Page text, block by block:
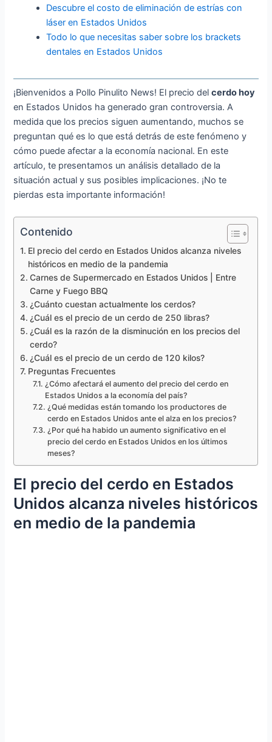
Descubre el costo de eliminación de estrías con
láser en Estados Unidos
Todo lo que necesitas saber sobre los brackets
dentales en Estados Unidos
¡Bienvenidos a Pollo Pinulito News! El precio delcerdo hoy
en Estados Unidos ha generado gran controversia. A
medida que los precios siguen aumentando, muchos se
preguntan qué es lo que está detrás de este fenómeno y
cómo puede afectar a la economía nacional. En este
artículo, te presentamos un análisis detallado de la
situación actual y sus posibles implicaciones. ¡No te
pierdas esta importante información!
Contenido
El precio del cerdo en Estados Unidos alcanza niveles
históricos en medio de la pandemia
Carnes de Supermercado en Estados Unidos | Entre
Carne y Fuego BBQ
¿Cuánto cuestan actualmente los cerdos?
¿Cuál es el precio de un cerdo de 250 libras?
¿Cuál es la razón de la disminución en los precios del
cerdo?
¿Cuál es el precio de un cerdo de 120 kilos?
Preguntas Frecuentes
¿Cómo afectará el aumento del precio del cerdo en
Estados Unidos a la economía del país?
¿Qué medidas están tomando los productores de
cerdo en Estados Unidos ante el alza en los precios?
¿Por qué ha habido un aumento significativo en el
precio del cerdo en Estados Unidos en los últimos
meses?
El precio del cerdo en Estados
Unidos alcanza niveles históricos
en medio de la pandemia